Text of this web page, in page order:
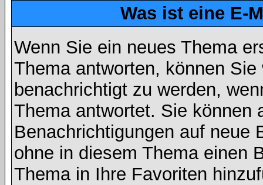
Was ist eine E-
Wenn Sie ein neues Thema
Thema antworten, können
benachrichtigt zu werden,
Thema antwortet. Sie können
Benachrichtigungen auf neue
ohne in diesem Thema einen
Thema in Ihre Favoriten